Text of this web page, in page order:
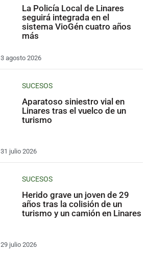
La Policía Local de Linares
seguirá integrada en el
sistema VioGén cuatro años
más
3 agosto 2026
SUCESOS
Aparatoso siniestro vial en
Linares tras el vuelco de un
turismo
31 julio 2026
SUCESOS
Herido grave un joven de 29
años tras la colisión de un
turismo y un camión en Linares
29 julio 2026